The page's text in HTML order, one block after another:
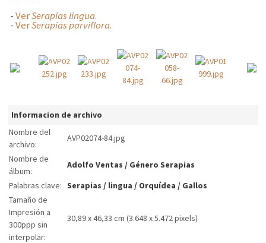
-VerSerapias lingua.
-VerSerapias parviflora.
Informacion de archivo
Nombre del
archivo:
AVP02074-84.jpg
Nombre de
álbum:
Adolfo Ventas / Género Serapias
Palabras clave: Serapias / lingua / Orquídea / Gallos
Tamaño de
Impresión a
300ppp sin
interpolar:
30,89 x 46,33 cm (3.648 x 5.472 pixels)